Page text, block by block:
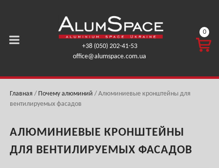
+38 (050) 202-41-53
office@alumspace.com.ua
КОРЗ
ГРН.
0
Главная / Почему алюминий / Алюминиевые кронштейны для
вентилируемых фасадов
АЛЮМИНИЕВЫЕ КРОНШТЕЙНЫ
ДЛЯ ВЕНТИЛИРУЕМЫХ ФАСАДОВ